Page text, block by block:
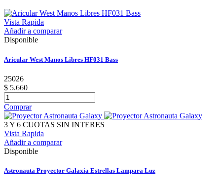
Vista Rapida
Añadir a comparar
Disponible
Aricular West Manos Libres HF031 Bass
25026
$ 5.660
Comprar
3 Y 6 CUOTAS SIN INTERES
Vista Rapida
Añadir a comparar
Disponible
Astronauta Proyector Galaxia Estrellas Lampara Luz